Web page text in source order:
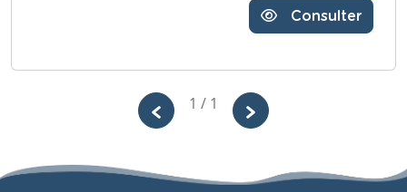
Consulter
1 / 1